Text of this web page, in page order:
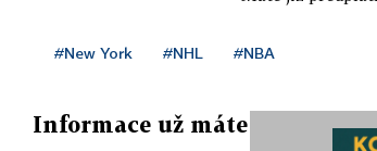
#New York #NHL #NBA
Informace už máte